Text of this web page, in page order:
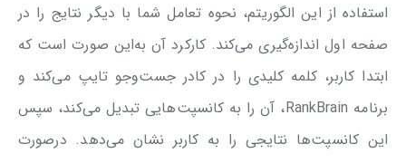
استفاده از این الگوریتم، نحوه تعامل شما با دیگر نتایج را در
صفحه اول اندازه‌گیری می‌کند. کارکرد آن به‌این صورت است که
ابتدا کاربر، کلمه کلیدی را در کادر جست‌وجو تایپ می‌کند و
برنامه RankBrain، آن را به کانسپت‌هایی تبدیل می‌کند، سپس
این کانسپت‌ها نتایجی را به کاربر نشان می‌دهد. درصورت